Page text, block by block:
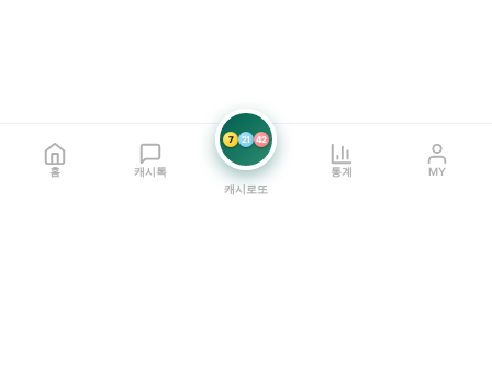
홈 캐시톡
7 21 42
캐시로또
통계 MY